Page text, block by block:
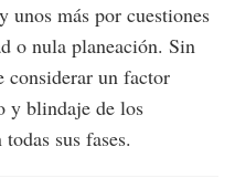
unos más por cuestiones
o nula planeación. Sin
considerar un factor
y blindaje de los
sus fases.